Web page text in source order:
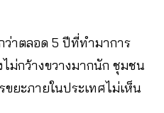
ว่าตลอด 5 ปีที่ทำมาการ
ม่กว้างขวางมากนัก ชุมชน
ขยะภายในประเทศไม่เห็น